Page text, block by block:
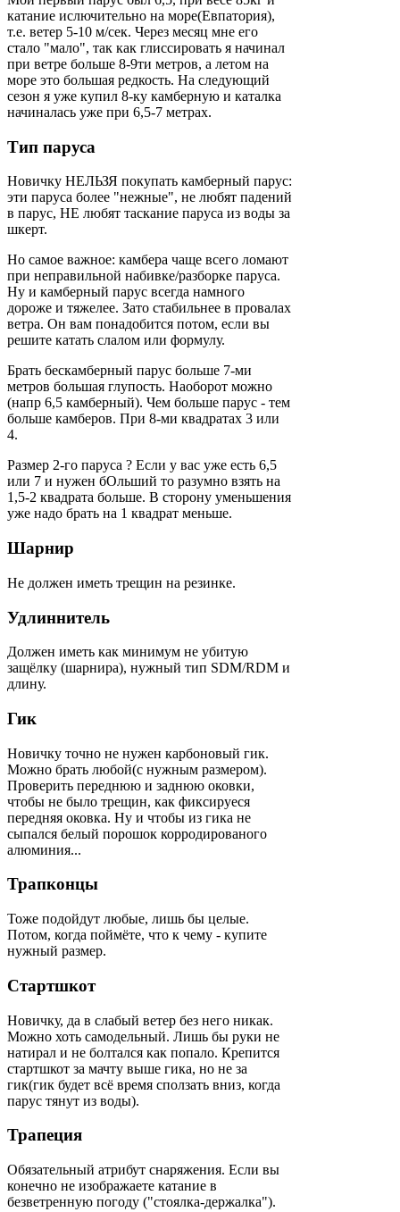
катание ислючительно на море(Евпатория),
т.е. ветер 5-10 м/сек. Через месяц мне его
стало "мало", так как глиссировать я начинал
при ветре больше 8-9ти метров, а летом на
море это большая редкость. На следующий
сезон я уже купил 8-ку камберную и каталка
начиналась уже при 6,5-7 метрах.
Тип паруса
Новичку НЕЛЬЗЯ покупать камберный парус:
эти паруса более "нежные", не любят падений
в парус, НЕ любят таскание паруса из воды за
шкерт.
Но самое важное: камбера чаще всего ломают
при неправильной набивке/разборке паруса.
Ну и камберный парус всегда намного
дороже и тяжелее. Зато стабильнее в провалах
ветра. Он вам понадобится потом, если вы
решите катать слалом или формулу.
Брать бескамберный парус больше 7-ми
метров большая глупость. Наоборот можно
(напр 6,5 камберный). Чем больше парус - тем
больше камберов. При 8-ми квадратах 3 или
4.
Размер 2-го паруса ? Если у вас уже есть 6,5
или 7 и нужен бОльший то разумно взять на
1,5-2 квадрата больше. В сторону уменьшения
уже надо брать на 1 квадрат меньше.
Шарнир
Не должен иметь трещин на резинке.
Удлиннитель
Должен иметь как минимум не убитую
защёлку (шарнира), нужный тип SDM/RDM и
длину.
Гик
Новичку точно не нужен карбоновый гик.
Можно брать любой(с нужным размером).
Проверить переднюю и заднюю оковки,
чтобы не было трещин, как фиксируеся
передняя оковка. Ну и чтобы из гика не
сыпался белый порошок корродированого
алюминия...
Трапконцы
Тоже подойдут любые, лишь бы целые.
Потом, когда поймёте, что к чему - купите
нужный размер.
Стартшкот
Новичку, да в слабый ветер без него никак.
Можно хоть самодельный. Лишь бы руки не
натирал и не болтался как попало. Крепится
стартшкот за мачту выше гика, но не за
гик(гик будет всё время сползать вниз, когда
парус тянут из воды).
Трапеция
Обязательный атрибут снаряжения. Если вы
конечно не изображаете катание в
безветренную погоду ("стоялка-держалка").